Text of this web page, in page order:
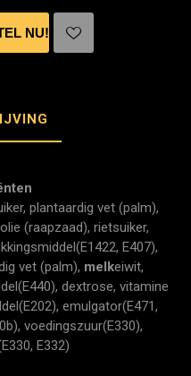
plantaardig vet (palm),
(raapzaad), rietsuiker,
E407),
vet (palm), melkeiwit,
dextrose, vitamine
emulgator(E471,
voedingszuur(E330),
E332)